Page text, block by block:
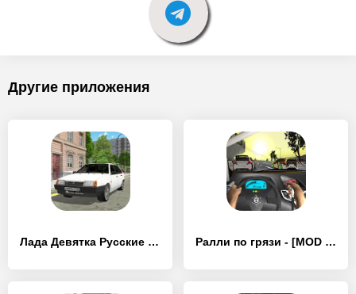
Другие приложения
Лада Девятка Русские гонки ВАЗ - [MOD Много денег] Ралли по грязи - [MOD Бесконечные деньги]